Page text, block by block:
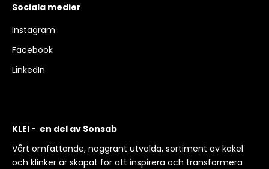
Sociala medier
Instagram
Facebook
LinkedIn
KLEI - en del av Sonsab
Vårt omfattande, noggrant utvalda, sortiment av kakel
och klinker är skapat för att inspirera och transformera